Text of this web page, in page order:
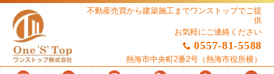
不動産売買から建築施工までワンストップでご提
供
お気軽にご連絡ください
0557-81-5588
熱海市中央町2番2号 （熱海市役所横）